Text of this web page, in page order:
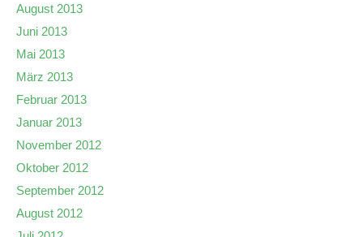
August 2013
Juni 2013
Mai 2013
März 2013
Februar 2013
Januar 2013
November 2012
Oktober 2012
September 2012
August 2012